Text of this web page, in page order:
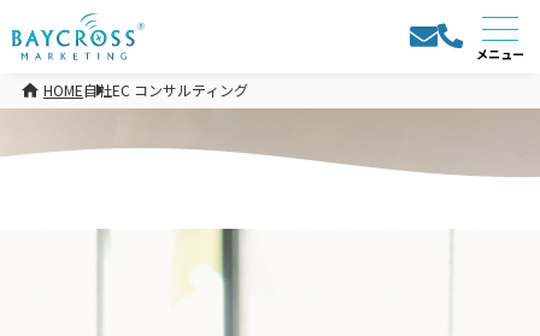
HOME自社EC コンサルティング